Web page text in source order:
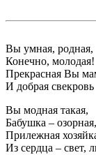
Вы умная, родная,
Конечно, молодая!
Прекрасная Вы
И добрая свекровь
Вы модная такая,
Бабушка – озорная,
Прилежная
Из сердца – свет,